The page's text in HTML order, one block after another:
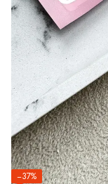
−37%